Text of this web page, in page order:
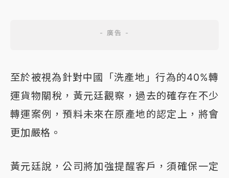
至於被視為針對中國「洗產地」行為的40%轉
運貨物關稅，黃元廷觀察，過去的確存在不少
轉運案例，預料未來在原產地的認定上，將會
更加嚴格。
黃元廷說，公司將加強提醒客戶，須確保一定